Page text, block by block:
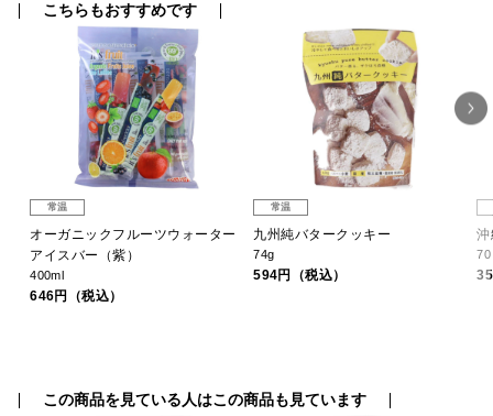
こちらもおすすめです
常温
オーガニックフルーツウォーター
アイスバー（紫）
400ml
646円（税込）
常温
九州純バタークッキー
74g
594円（税込）
70
この商品を見ている人はこの商品も見ています